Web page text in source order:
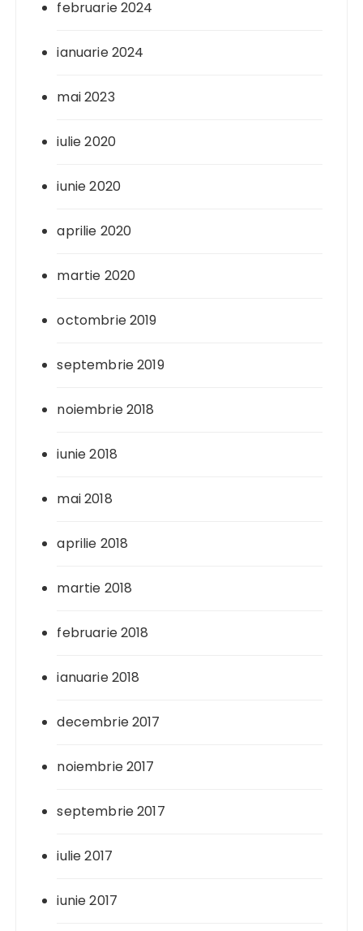
februarie 2024
ianuarie 2024
mai 2023
iulie 2020
iunie 2020
aprilie 2020
martie 2020
octombrie 2019
septembrie 2019
noiembrie 2018
iunie 2018
mai 2018
aprilie 2018
martie 2018
februarie 2018
ianuarie 2018
decembrie 2017
noiembrie 2017
septembrie 2017
iulie 2017
iunie 2017